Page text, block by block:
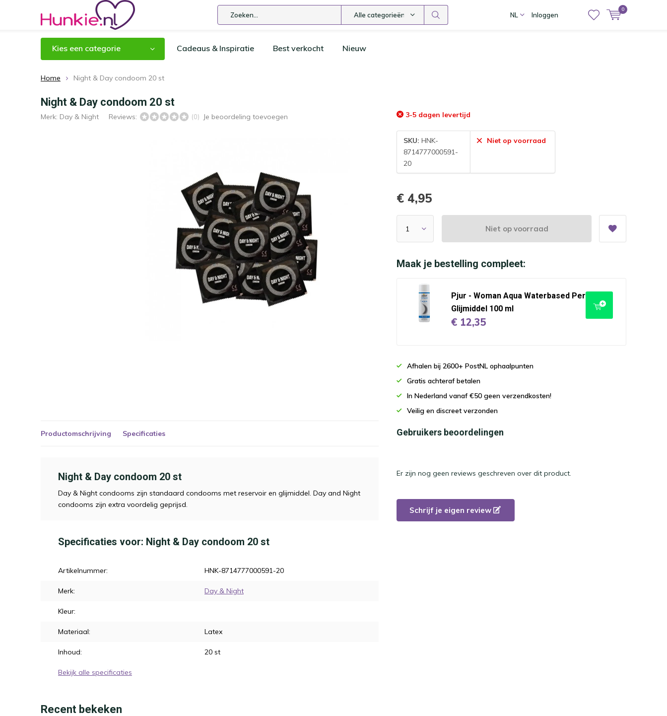
Alle categorieën NL Inloggen
0
Kies een categorie Cadeaus & Inspiratie Best verkocht Nieuw
Home Night & Day condoom 20 st
Night & Day condoom 20 st
Merk: Day & Night Reviews: (0) Je beoordeling toevoegen 3-5 dagen levertijd
SKU: HNK-
8714777000591-
20
Niet op voorraad
€ 4,95
Niet op voorraad
Maak je bestelling compleet:
Pjur - Woman Aqua Waterbased Personal
Glijmiddel 100 ml
€ 12,35
Afhalen bij 2600+ PostNL ophaalpunten
Gratis achteraf betalen
In Nederland vanaf €50 geen verzendkosten!
Veilig en discreet verzonden
Productomschrijving Specificaties
Night & Day condoom 20 st
Day & Night condooms zijn standaard condooms met reservoir en glijmiddel. Day and Night
condooms zijn extra voordelig geprijsd.
Specificaties voor: Night & Day condoom 20 st
Artikelnummer: HNK-8714777000591-20
Merk: Day & Night
Kleur:
Materiaal: Latex
Inhoud: 20 st
Bekijk alle specificaties
Gebruikers beoordelingen
Er zijn nog geen reviews geschreven over dit product.
Schrijf je eigen review
Recent bekeken